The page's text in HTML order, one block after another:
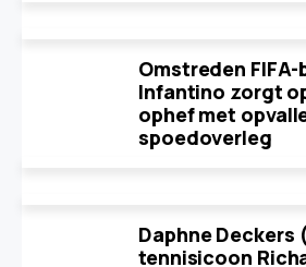
Omstreden FIFA-
Infantino zorgt
ophef met
spoedoverleg
Daphne Deckers
tennisicoon